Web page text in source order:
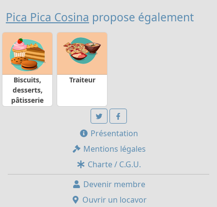
Pica Pica Cosina propose également
Biscuits,
desserts,
pâtisserie
Traiteur
Présentation
Mentions légales
Charte / C.G.U.
Devenir membre
Ouvrir un locavor